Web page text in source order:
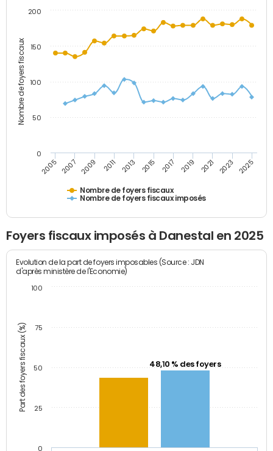
Nombre de foyers fiscaux
Nombre de foyers fiscaux
Nombre de foyers fiscaux imposés
2005 2007 2009 2011 2013 2015 2017 2019 2021 2023 2025
0
50
100
150
200
Foyers fiscaux imposés à Danestal en 2025
Part des foyers fiscaux (%)
Evolution de la part de foyers imposables (Source : JDN
d'après ministère de l'Economie)
48,10 % des foyers
0
25
50
75
100